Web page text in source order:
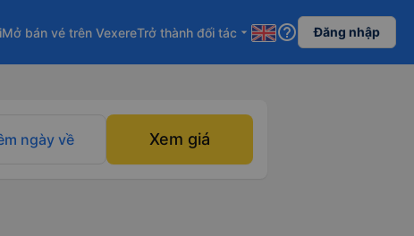
Mở bán vé trên VexereTrở thành đối tác arrow_drop_down help_outline Đăng nhập
ngày về Xem giá